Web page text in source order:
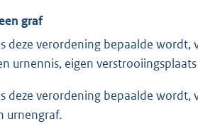
graf
deze verordening bepaalde wordt,
urnennis, eigen
deze verordening bepaalde wordt,
urnengraf.